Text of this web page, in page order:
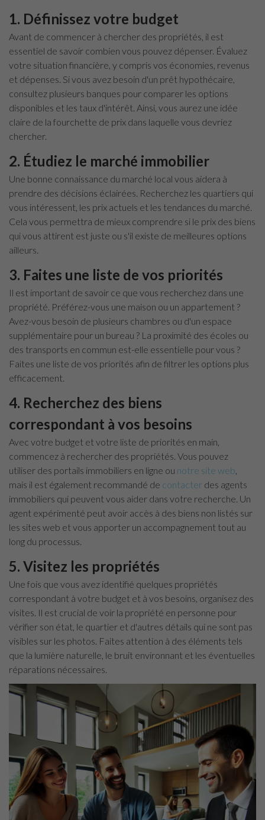
1. Définissez votre budget
Avant de commencer à chercher des propriétés, il est
essentiel de savoir combien vous pouvez dépenser. Évaluez
votre situation financière, y compris vos économies, revenus
et dépenses. Si vous avez besoin d'un prêt hypothécaire,
consultez plusieurs banques pour comparer les options
disponibles et les taux d'intérêt. Ainsi, vous aurez une idée
claire de la fourchette de prix dans laquelle vous devriez
chercher.
2. Étudiez le marché immobilier
Une bonne connaissance du marché local vous aidera à
prendre des décisions éclairées. Recherchez les quartiers qui
vous intéressent, les prix actuels et les tendances du marché.
Cela vous permettra de mieux comprendre si le prix des biens
qui vous attirent est juste ou s'il existe de meilleures options
ailleurs.
3. Faites une liste de vos priorités
Il est important de savoir ce que vous recherchez dans une
propriété. Préférez-vous une maison ou un appartement ?
Avez-vous besoin de plusieurs chambres ou d'un espace
supplémentaire pour un bureau ? La proximité des écoles ou
des transports en commun est-elle essentielle pour vous ?
Faites une liste de vos priorités afin de filtrer les options plus
efficacement.
4. Recherchez des biens
correspondant à vos besoins
Avec votre budget et votre liste de priorités en main,
commencez à rechercher des propriétés. Vous pouvez
utiliser des portails immobiliers en ligne ou notre site web
mais il est également recommandé de contacter des agents
immobiliers qui peuvent vous aider dans votre recherche. Un
agent expérimenté peut avoir accès à des biens non listés sur
les sites web et vous apporter un accompagnement tout au
long du processus.
5. Visitez les propriétés
Une fois que vous avez identifié quelques propriétés
correspondant à votre budget et à vos besoins, organisez des
visites. Il est crucial de voir la propriété en personne pour
vérifier son état, le quartier et d'autres détails qui ne sont pas
visibles sur les photos. Faites attention à des éléments tels
que la lumière naturelle, le bruit environnant et les éventuelles
réparations nécessaires.